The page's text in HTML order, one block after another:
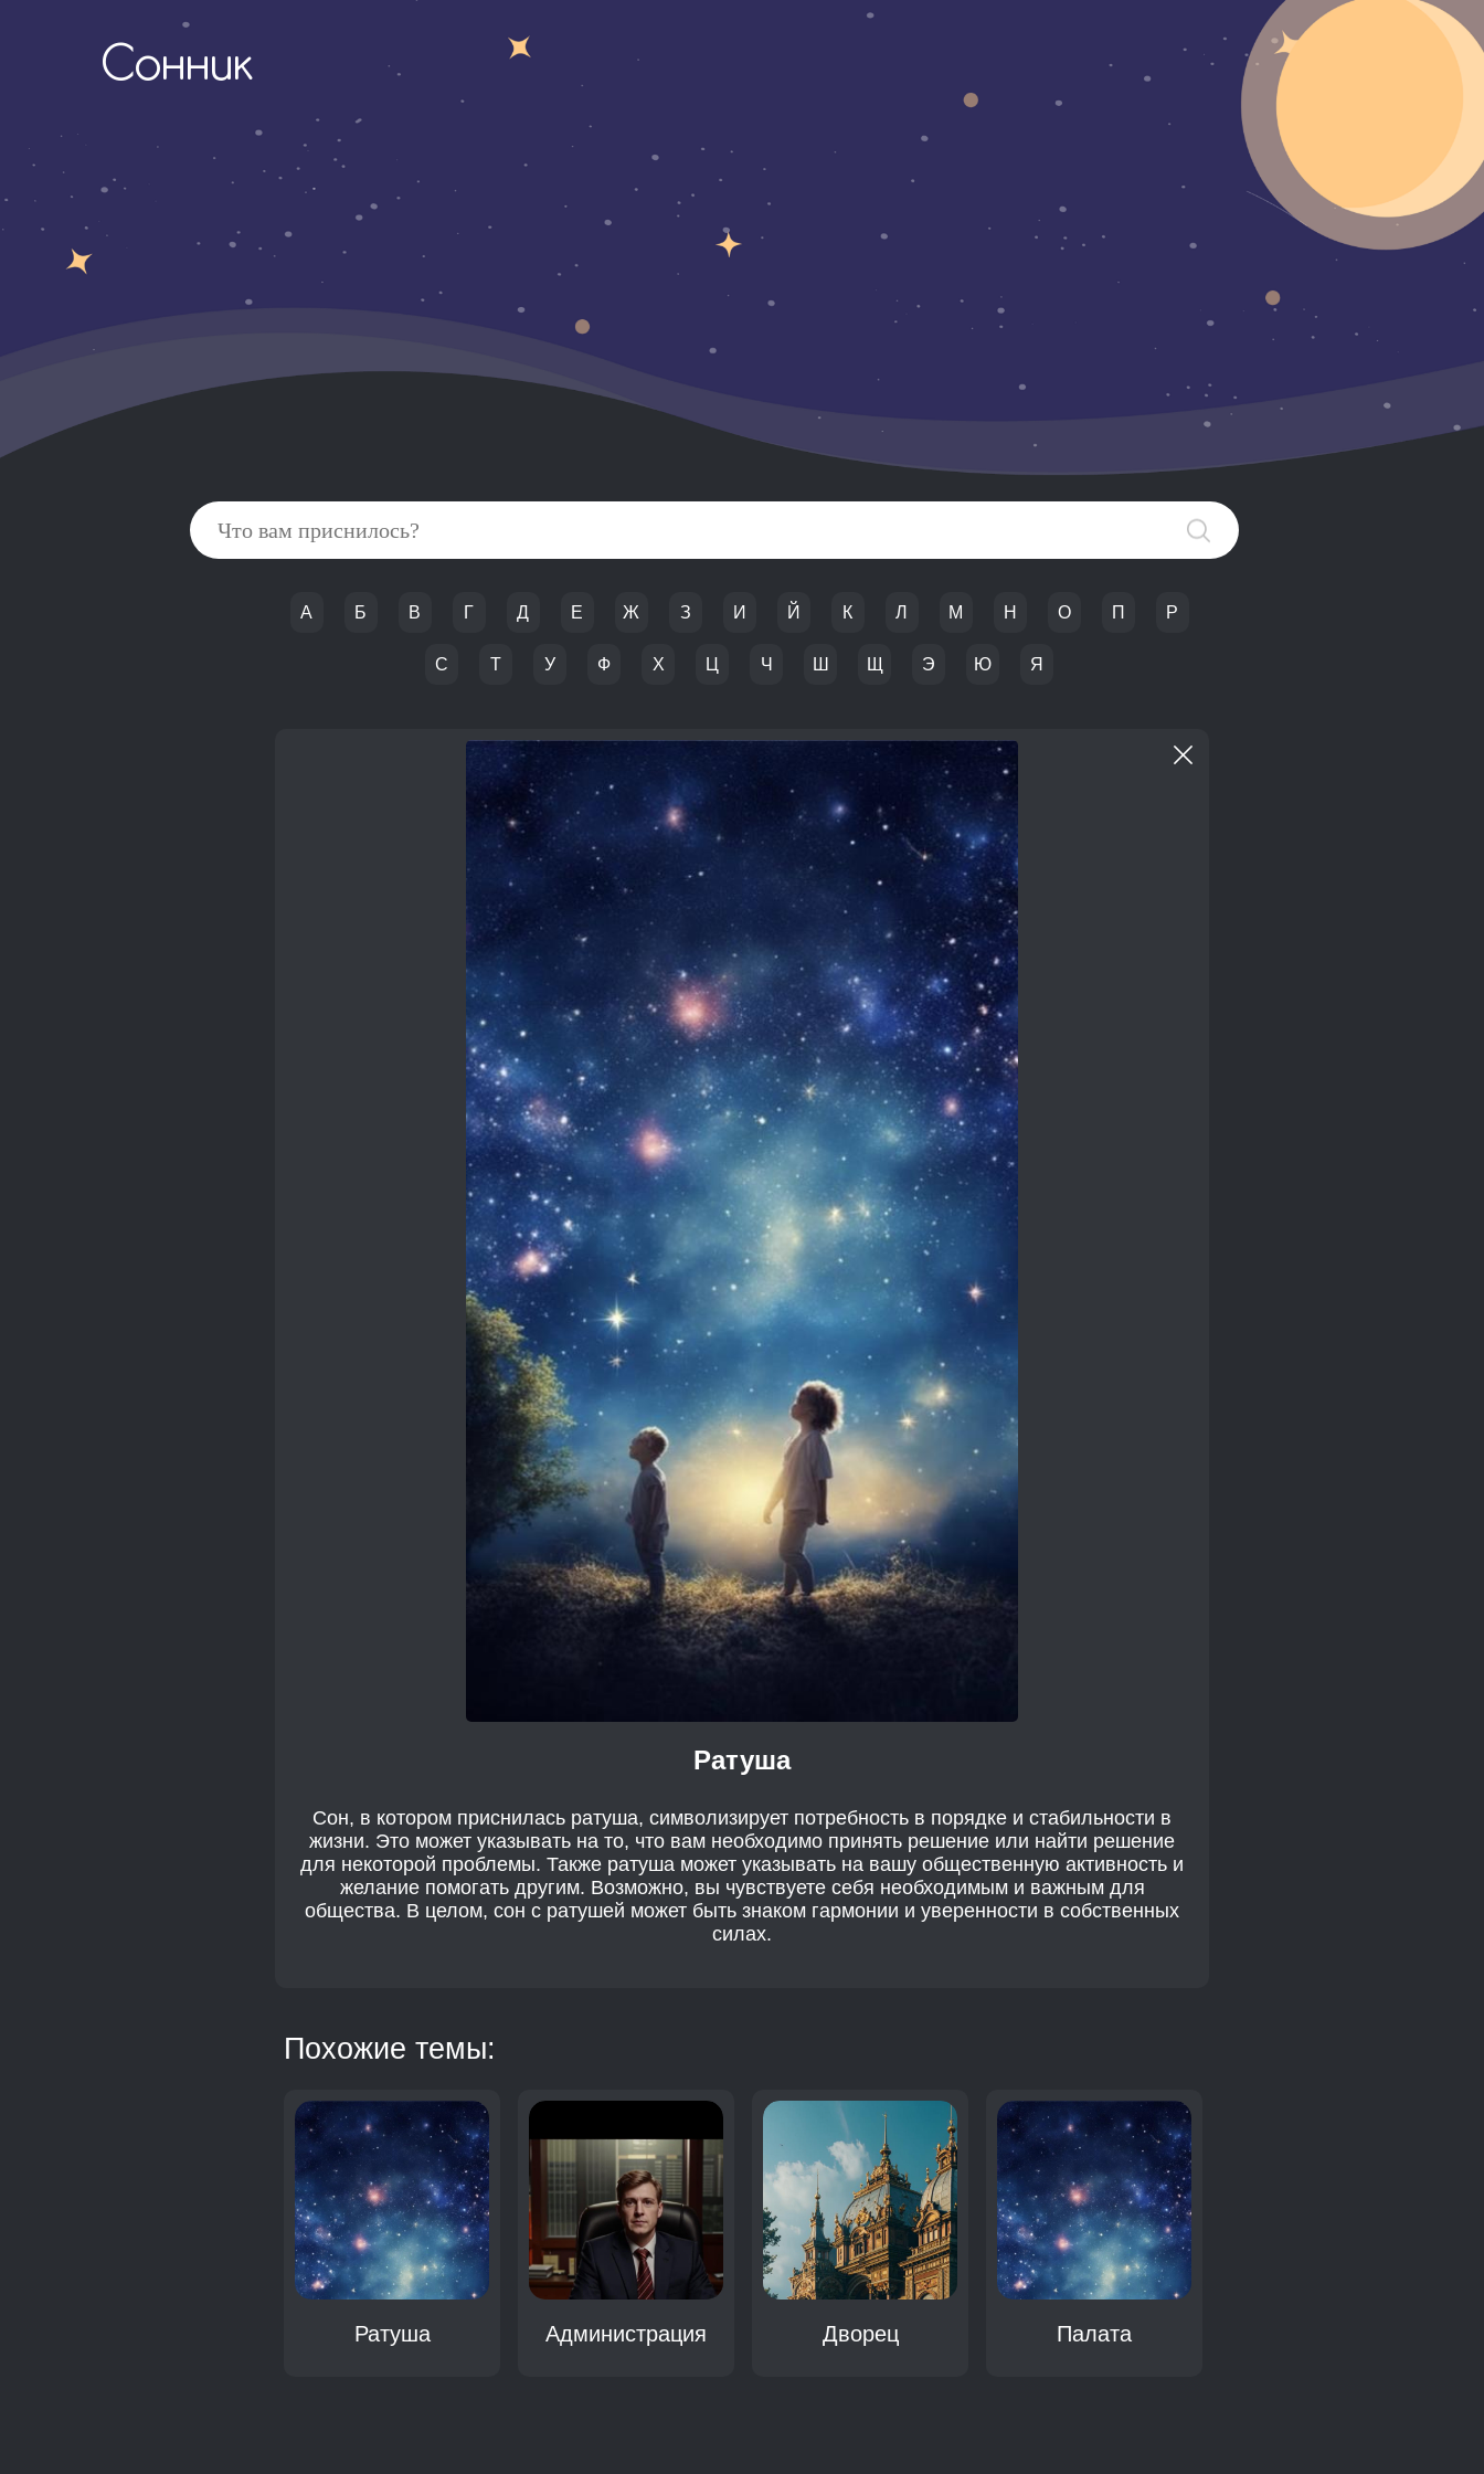
Сонник
А Б В Г Д Е Ж З И Й К Л М Н О П Р
С Т У Ф Х Ц Ч Ш Щ Э Ю Я
Ратуша
Сон, в котором приснилась ратуша, символизирует потребность в порядке и стабильности в
жизни. Это может указывать на то, что вам необходимо принять решение или найти решение
для некоторой проблемы. Также ратуша может указывать на вашу общественную активность и
желание помогать другим. Возможно, вы чувствуете себя необходимым и важным для
общества. В целом, сон с ратушей может быть знаком гармонии и уверенности в собственных
силах.
Похожие темы:
Ратуша Администрация Дворец Палата